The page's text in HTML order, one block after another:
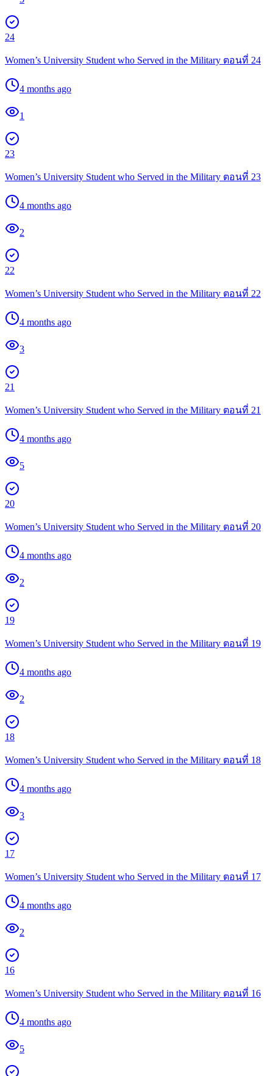
24
Women’s University Student who Served in the Military ตอนที่ 24
4 months ago
1
23
Women’s University Student who Served in the Military ตอนที่ 23
4 months ago
2
22
Women’s University Student who Served in the Military ตอนที่ 22
4 months ago
3
21
Women’s University Student who Served in the Military ตอนที่ 21
4 months ago
5
20
Women’s University Student who Served in the Military ตอนที่ 20
4 months ago
2
19
Women’s University Student who Served in the Military ตอนที่ 19
4 months ago
2
18
Women’s University Student who Served in the Military ตอนที่ 18
4 months ago
3
17
Women’s University Student who Served in the Military ตอนที่ 17
4 months ago
2
16
Women’s University Student who Served in the Military ตอนที่ 16
4 months ago
5